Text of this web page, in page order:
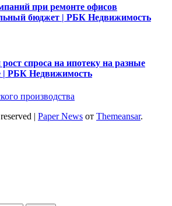
при ремонте офисов
бюджет | РБК Недвижимость
спроса на ипотеку на разные
| РБК Недвижимость
производства
| Paper News от Themeansar.